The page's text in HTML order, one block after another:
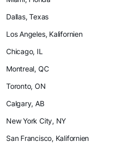
Dallas, Texas
Los Angeles, Kalifornien
Chicago, IL
Montreal, QC
Toronto, ON
Calgary, AB
New York City, NY
San Francisco, Kalifornien